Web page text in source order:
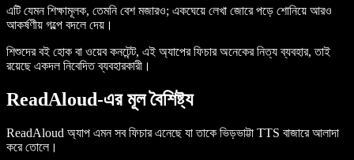
এটি যেমন শিক্ষামূলক, তেমনি বেশ মজারও; একঘেয়ে লেখা জোরে পড়ে শোনিয়ে আরও
আকর্ষণীয় গল্পে বদলে দেয়।
শিশুদের বই হোক বা ওয়েব কনটেন্ট, এই অ্যাপের ফিচার অনেকের নিত্য ব্যবহার, তাই
রয়েছে একদল নিবেদিত ব্যবহারকারী।
ReadAloud-এর মূল বৈশিষ্ট্য
ReadAloud অ্যাপ এমন সব ফিচার এনেছে যা তাকে ভিড়ভাট্টা TTS বাজারে আলাদা
করে তোলে।